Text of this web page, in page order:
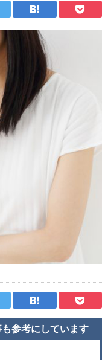
参考にしています